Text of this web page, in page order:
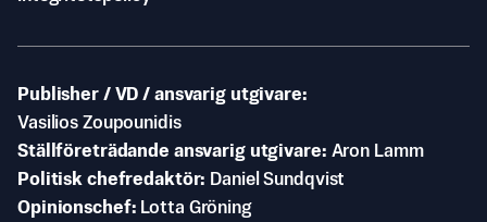
Publisher / VD / ansvarig utgivare
Vasilios Zoupounidis
Ställföreträdande ansvarig utgivare Aron Lamm
Politisk chefredaktör
Daniel Sundqvist
Opinionschef
Lotta Gröning